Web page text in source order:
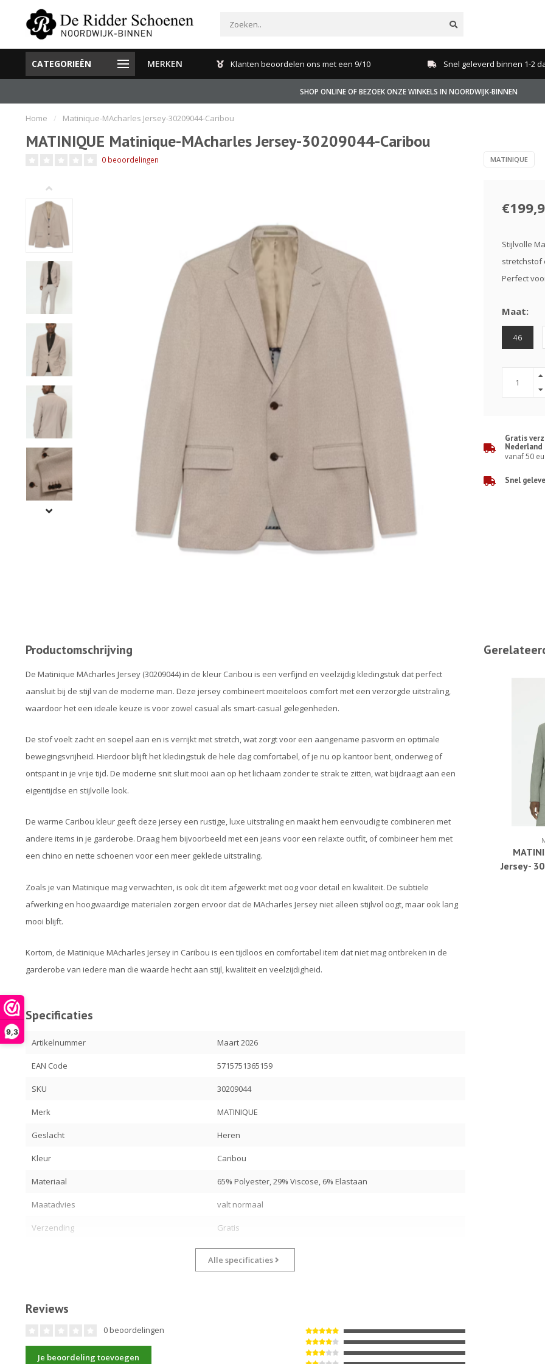
9,3
CATEGORIEËN MERKEN
Gratis verzenden en retour binnen Nederland Klanten beoordelen ons met een 9/10 Snel geleverd binnen 1-2
SHOP ONLINE OF BEZOEK ONZE WINKELS IN NOORDWIJK-BINNEN
Home / Matinique-MAcharles Jersey-30209044-Caribou
MATINIQUE Matinique-MAcharles Jersey-30209044-Caribou
0 beoordelingen MATINIQUE
Stijlvolle
stretchstof
Perfect
Maat:
46
Gratis
Nederland
vanaf 50
Snel
Productomschrijving
De Matinique MAcharles Jersey (30209044) in de kleur Caribou is een verfijnd en veelzijdig kledingstuk dat perfect
aansluit bij de stijl van de moderne man. Deze jersey combineert moeiteloos comfort met een verzorgde uitstraling,
waardoor het een ideale keuze is voor zowel casual als smart-casual gelegenheden.
De stof voelt zacht en soepel aan en is verrijkt met stretch, wat zorgt voor een aangename pasvorm en optimale
bewegingsvrijheid. Hierdoor blijft het kledingstuk de hele dag comfortabel, of je nu op kantoor bent, onderweg of
ontspant in je vrije tijd. De moderne snit sluit mooi aan op het lichaam zonder te strak te zitten, wat bijdraagt aan een
eigentijdse en stijlvolle look.
De warme Caribou kleur geeft deze jersey een rustige, luxe uitstraling en maakt hem eenvoudig te combineren met
andere items in je garderobe. Draag hem bijvoorbeeld met een jeans voor een relaxte outfit, of combineer hem met
een chino en nette schoenen voor een meer geklede uitstraling.
Zoals je van Matinique mag verwachten, is ook dit item afgewerkt met oog voor detail en kwaliteit. De subtiele
afwerking en hoogwaardige materialen zorgen ervoor dat de MAcharles Jersey niet alleen stijlvol oogt, maar ook lang
mooi blijft.
Kortom, de Matinique MAcharles Jersey in Caribou is een tijdloos en comfortabel item dat niet mag ontbreken in de
garderobe van iedere man die waarde hecht aan stijl, kwaliteit en veelzijdigheid.
Specificaties
Artikelnummer Maart 2026
EAN Code 5715751365159
SKU 30209044
Merk MATINIQUE
Geslacht Heren
Kleur Caribou
Materiaal 65% Polyester, 29% Viscose, 6% Elastaan
Maatadvies valt normaal
Verzending Gratis
Alle specificaties
Reviews
0 beoordelingen
Je beoordeling toevoegen
Jersey-